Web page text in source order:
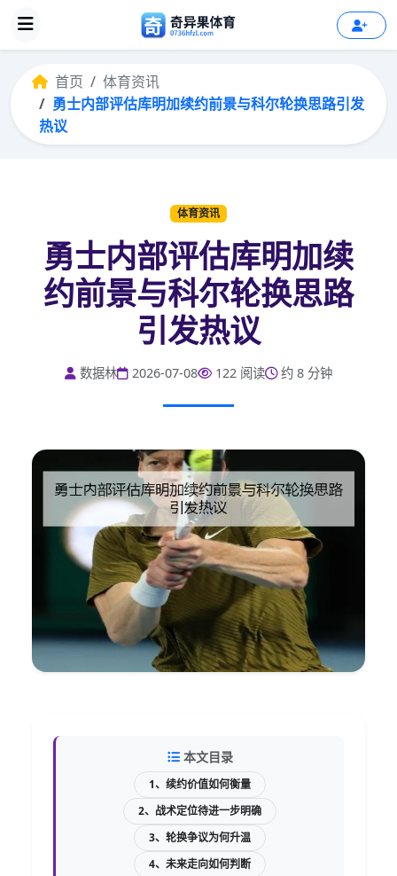
首页
体育资讯
勇士内部评估库明加续约前景与科尔轮换思路引发
热议
体育资讯
勇士内部评估库明加续
约前景与科尔轮换思路
引发热议
数据林 2026-07-08 122 阅读 约 8 分钟
本文目录
1、续约价值如何衡量
2、战术定位待进一步明确
3、轮换争议为何升温
4、未来走向如何判断